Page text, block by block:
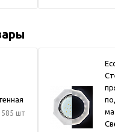
585 шт